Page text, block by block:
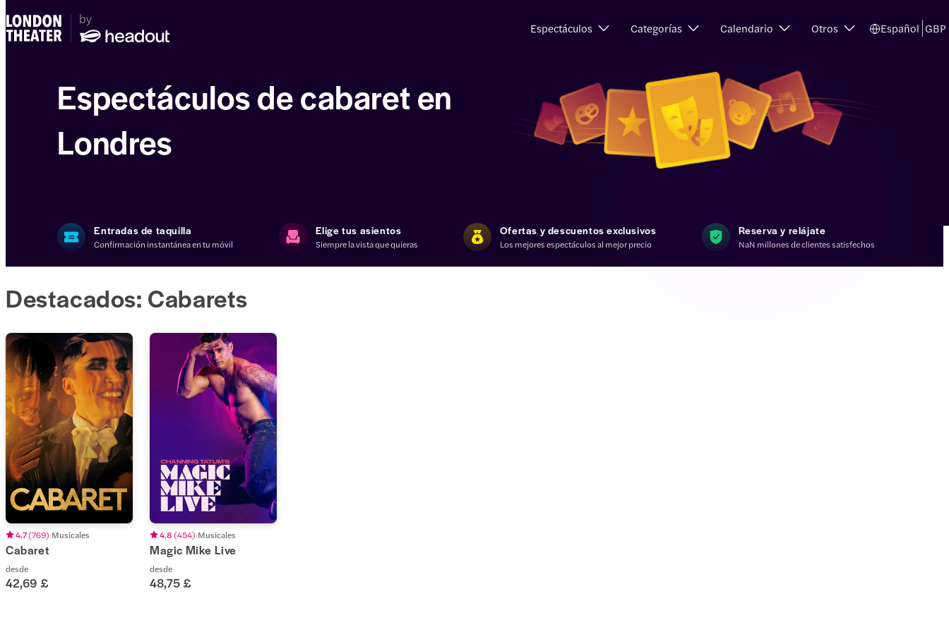
Espectáculos Categorías Calendario Otros Español GBP
Espectáculos de cabaret en
Londres
Entradas de taquilla
Confirmación instantánea en tu móvil
Elige tus asientos
Siempre la vista que quieras
Ofertas y descuentos exclusivos
Los mejores espectáculos al mejor precio
Reserva y relájate
NaN millones de clientes satisfechos
Destacados: Cabarets
4.7(769) Musicales
Cabaret
desde
42,69 £
4.8(454) Musicales
Magic Mike Live
desde
48,75 £